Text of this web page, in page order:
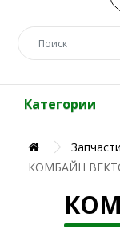
Категории
КОМБАЙН